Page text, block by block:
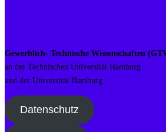
Gewerblich- Technische Wissenschaften
an der Technischen Universität Hamburg
und der Universität Hamburg
Datenschutz